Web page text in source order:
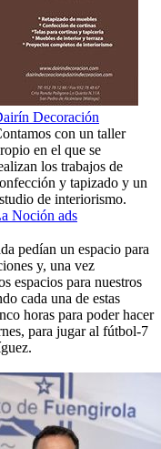
Decoración
con un taller
en el que se
los trabajos de
y tapizado y un
de interiorismo.
Noción ads
pedían un espacio para
y, una vez
espacios para nuestros
cada una de estas
horas para poder hacer
para jugar al fútbol-7